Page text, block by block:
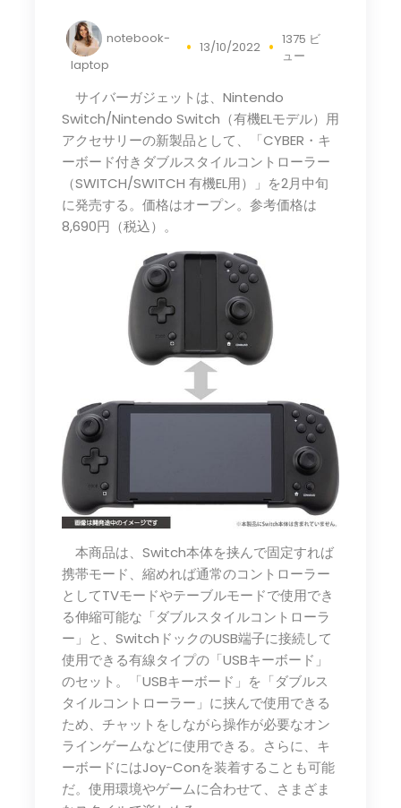
notebook-
laptop
13/10/2022
1375 ビ
ュー
サイバーガジェットは、Nintendo
Switch/Nintendo Switch（有機ELモデル）用
アクセサリーの新製品として、「CYBER・キ
ーボード付きダブルスタイルコントローラー
（SWITCH/SWITCH 有機EL用）」を2月中旬
に発売する。価格はオープン。参考価格は
8,690円（税込）。
本商品は、Switch本体を挟んで固定すれば
携帯モード、縮めれば通常のコントローラー
としてTVモードやテーブルモードで使用でき
る伸縮可能な「ダブルスタイルコントローラ
ー」と、SwitchドックのUSB端子に接続して
使用できる有線タイプの「USBキーボード」
のセット。「USBキーボード」を「ダブルス
タイルコントローラー」に挟んで使用できる
ため、チャットをしながら操作が必要なオン
ラインゲームなどに使用できる。さらに、キ
ーボードにはJoy-Conを装着することも可能
だ。使用環境やゲームに合わせて、さまざま